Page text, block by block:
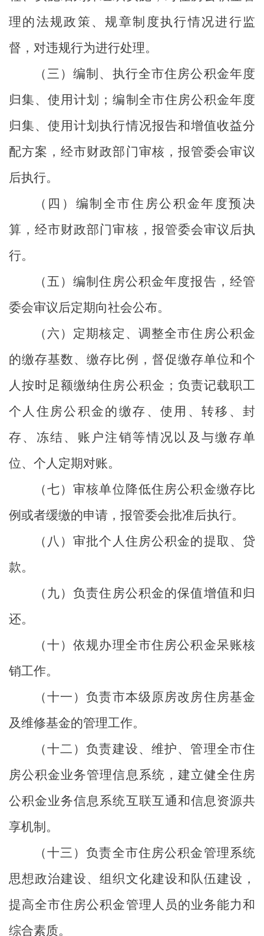
理的法规政策、规章制度执行情况进行监
督，对违规行为进行处理。
（三）编制、执行全市住房公积金年度
归集、使用计划；编制全市住房公积金年度
归集、使用计划执行情况报告和增值收益分
配方案，经市财政部门审核，报管委会审议
后执行。
（四）编制全市住房公积金年度预决
算，经市财政部门审核，报管委会审议后执
行。
（五）编制住房公积金年度报告，经管
委会审议后定期向社会公布。
（六）定期核定、调整全市住房公积金
的缴存基数、缴存比例，督促缴存单位和个
人按时足额缴纳住房公积金；负责记载职工
个人住房公积金的缴存、使用、转移、封
存、冻结、账户注销等情况以及与缴存单
位、个人定期对账。
（七）审核单位降低住房公积金缴存比
例或者缓缴的申请，报管委会批准后执行。
（八）审批个人住房公积金的提取、贷
款。
（九）负责住房公积金的保值增值和归
还。
（十）依规办理全市住房公积金呆账核
销工作。
（十一）负责市本级原房改房住房基金
及维修基金的管理工作。
（十二）负责建设、维护、管理全市住
房公积金业务管理信息系统，建立健全住房
公积金业务信息系统互联互通和信息资源共
享机制。
（十三）负责全市住房公积金管理系统
思想政治建设、组织文化建设和队伍建设，
提高全市住房公积金管理人员的业务能力和
综合素质。